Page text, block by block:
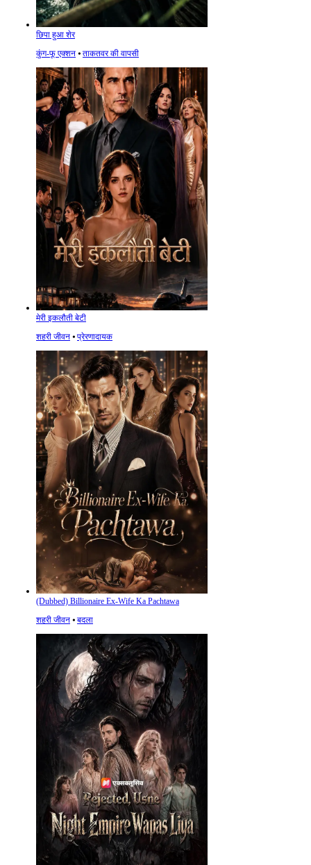
छिपा हुआ शेर
कुंग-फू एक्शन ⦁ ताकतवर की वापसी
मेरी इकलौती बेटी
शहरी जीवन ⦁ प्रेरणादायक
(Dubbed) Billionaire Ex-Wife Ka Pachtawa
शहरी जीवन ⦁ बदला